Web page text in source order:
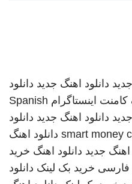
دانلود اهنگ جدید دانلود
کامنت اینستاگرام Spanish
دانلود اهنگ جدید دانلود
smart money دانلود اهنگ
اهنگ جدید دانلود اهنگ خرید
فارسی خرید بک لینک دانلود